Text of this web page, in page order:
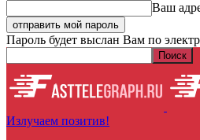
Ваш
Пароль будет выслан Вам по
Излучаем позитив!